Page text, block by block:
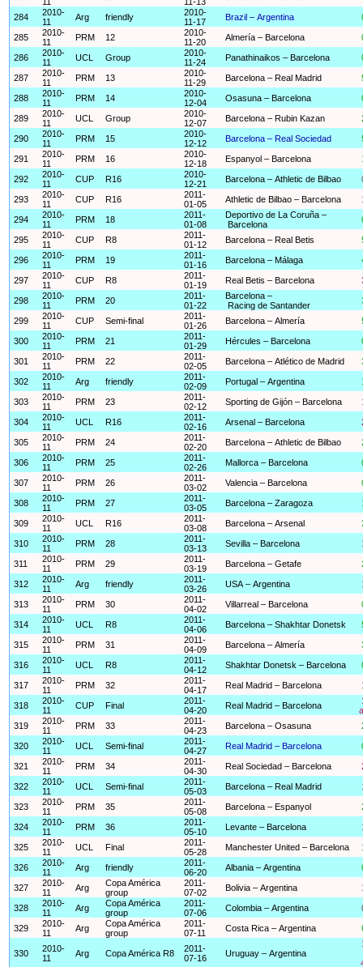
284
2010-
11
Arg friendly
2010-
11-17
Brazil – Argentina
285
2010-
11
PRM 12
2010-
11-20
Almería – Barcelona
286
2010-
11
UCL Group
2010-
11-24
Panathinaikos – Barcelona
287
2010-
11
PRM 13
2010-
11-29
Barcelona – Real Madrid
288
2010-
11
PRM 14
2010-
12-04
Osasuna – Barcelona
289
2010-
11
UCL Group
2010-
12-07
Barcelona – Rubin Kazan
290
2010-
11
PRM 15
2010-
12-12
Barcelona – Real Sociedad
291
2010-
11
PRM 16
2010-
12-18
Espanyol – Barcelona
292
2010-
11
CUP R16
2010-
12-21
Barcelona – Athletic de Bilbao
293
2010-
11
CUP R16
2011-
01-05
Athletic de Bilbao – Barcelona
294
2010-
11
PRM 18
2011-
01-08
Deportivo de La Coruña –
Barcelona
295
2010-
11
CUP R8
2011-
01-12
Barcelona – Real Betis
296
2010-
11
PRM 19
2011-
01-16
Barcelona – Málaga
297
2010-
11
CUP R8
2011-
01-19
Real Betis – Barcelona
298
2010-
11
PRM 20
2011-
01-22
Barcelona –
Racing de Santander
299
2010-
11
CUP Semi-final
2011-
01-26
Barcelona – Almería
300
2010-
11
PRM 21
2011-
01-29
Hércules – Barcelona
301
2010-
11
PRM 22
2011-
02-05
Barcelona – Atlético de Madrid
302
2010-
11
Arg friendly
2011-
02-09
Portugal – Argentina
303
2010-
11
PRM 23
2011-
02-12
Sporting de Gijón – Barcelona
304
2010-
11
UCL R16
2011-
02-16
Arsenal – Barcelona
305
2010-
11
PRM 24
2011-
02-20
Barcelona – Athletic de Bilbao
306
2010-
11
PRM 25
2011-
02-26
Mallorca – Barcelona
307
2010-
11
PRM 26
2011-
03-02
Valencia – Barcelona
308
2010-
11
PRM 27
2011-
03-05
Barcelona – Zaragoza
309
2010-
11
UCL R16
2011-
03-08
Barcelona – Arsenal
310
2010-
11
PRM 28
2011-
03-13
Sevilla – Barcelona
311
2010-
11
PRM 29
2011-
03-19
Barcelona – Getafe
312
2010-
11
Arg friendly
2011-
03-26
USA – Argentina
313
2010-
11
PRM 30
2011-
04-02
Villarreal – Barcelona
314
2010-
11
UCL R8
2011-
04-06
Barcelona – Shakhtar Donetsk
315
2010-
11
PRM 31
2011-
04-09
Barcelona – Almería
316
2010-
11
UCL R8
2011-
04-12
Shakhtar Donetsk – Barcelona
317
2010-
11
PRM 32
2011-
04-17
Real Madrid – Barcelona
318
2010-
11
CUP Final
2011-
04-20
Real Madrid – Barcelona
319
2010-
11
PRM 33
2011-
04-23
Barcelona – Osasuna
320
2010-
11
UCL Semi-final
2011-
04-27
Real Madrid – Barcelona
321
2010-
11
PRM 34
2011-
04-30
Real Sociedad – Barcelona
322
2010-
11
UCL Semi-final
2011-
05-03
Barcelona – Real Madrid
323
2010-
11
PRM 35
2011-
05-08
Barcelona – Espanyol
324
2010-
11
PRM 36
2011-
05-10
Levante – Barcelona
325
2010-
11
UCL Final
2011-
05-28
Manchester United – Barcelona
326
2010-
11
Arg friendly
2011-
06-20
Albania – Argentina
327
2010-
11
Arg
Copa América
group
2011-
07-02
Bolivia – Argentina
328
2010-
11
Arg
Copa América
group
2011-
07-06
Colombia – Argentina
329
2010-
11
Arg
Copa América
group
2011-
07-11
Costa Rica – Argentina
330
2010-
11
Arg Copa América R8
2011-
07-16
Uruguay – Argentina